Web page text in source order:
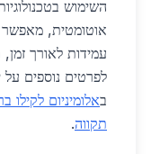
אוטומטית, מאפשר
עמידות לאורך
לפרטים נוספים על
באלומיניום לקילו
תקווה.